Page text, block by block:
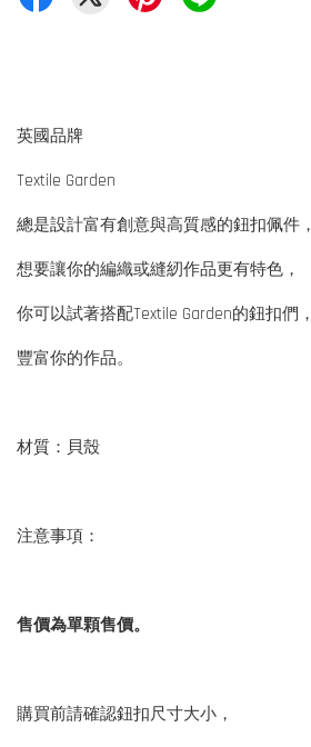
英國品牌
Textile Garden
總是設計富有創意與高質感的鈕扣佩件，
想要讓你的編織或縫紉作品更有特色，
你可以試著搭配Textile Garden的鈕扣們，
豐富你的作品。
材質：貝殼
注意事項：
售價為單顆售價。
購買前請確認鈕扣尺寸大小，